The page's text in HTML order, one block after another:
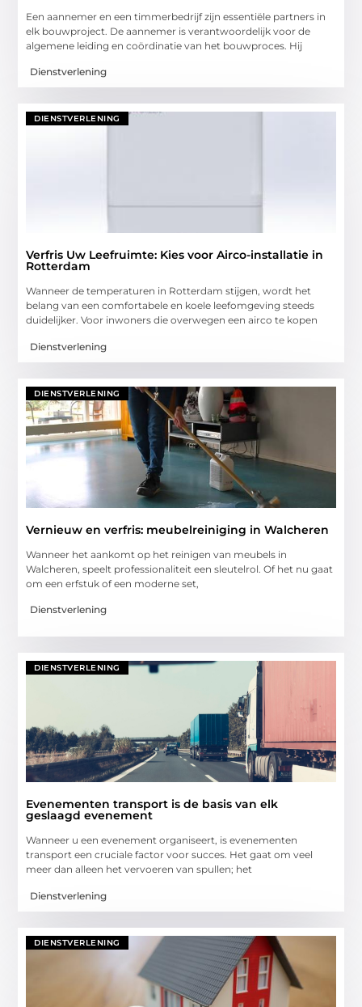
Een aannemer en een timmerbedrijf zijn essentiële partners in
elk bouwproject. De aannemer is verantwoordelijk voor de
algemene leiding en coördinatie van het bouwproces. Hij
Dienstverlening
DIENSTVERLENING
Verfris Uw Leefruimte: Kies voor Airco-installatie in
Rotterdam
Wanneer de temperaturen in Rotterdam stijgen, wordt het
belang van een comfortabele en koele leefomgeving steeds
duidelijker. Voor inwoners die overwegen een airco te kopen
Dienstverlening
DIENSTVERLENING
Vernieuw en verfris: meubelreiniging in Walcheren
Wanneer het aankomt op het reinigen van meubels in
Walcheren, speelt professionaliteit een sleutelrol. Of het nu gaat
om een erfstuk of een moderne set,
Dienstverlening
DIENSTVERLENING
Evenementen transport is de basis van elk
geslaagd evenement
Wanneer u een evenement organiseert, is evenementen
transport een cruciale factor voor succes. Het gaat om veel
meer dan alleen het vervoeren van spullen; het
Dienstverlening
DIENSTVERLENING